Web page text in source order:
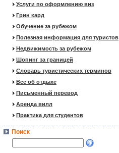
Услуги по оформлению виз
Грин кард
Обучение за рубежом
Полезная информация для туристов
Недвижимость за рубежом
Шопинг за границей
Словарь туристических терминов
Все об отдыхе
Письменный перевод
Аренда вилл
Практика для студентов
Поиск